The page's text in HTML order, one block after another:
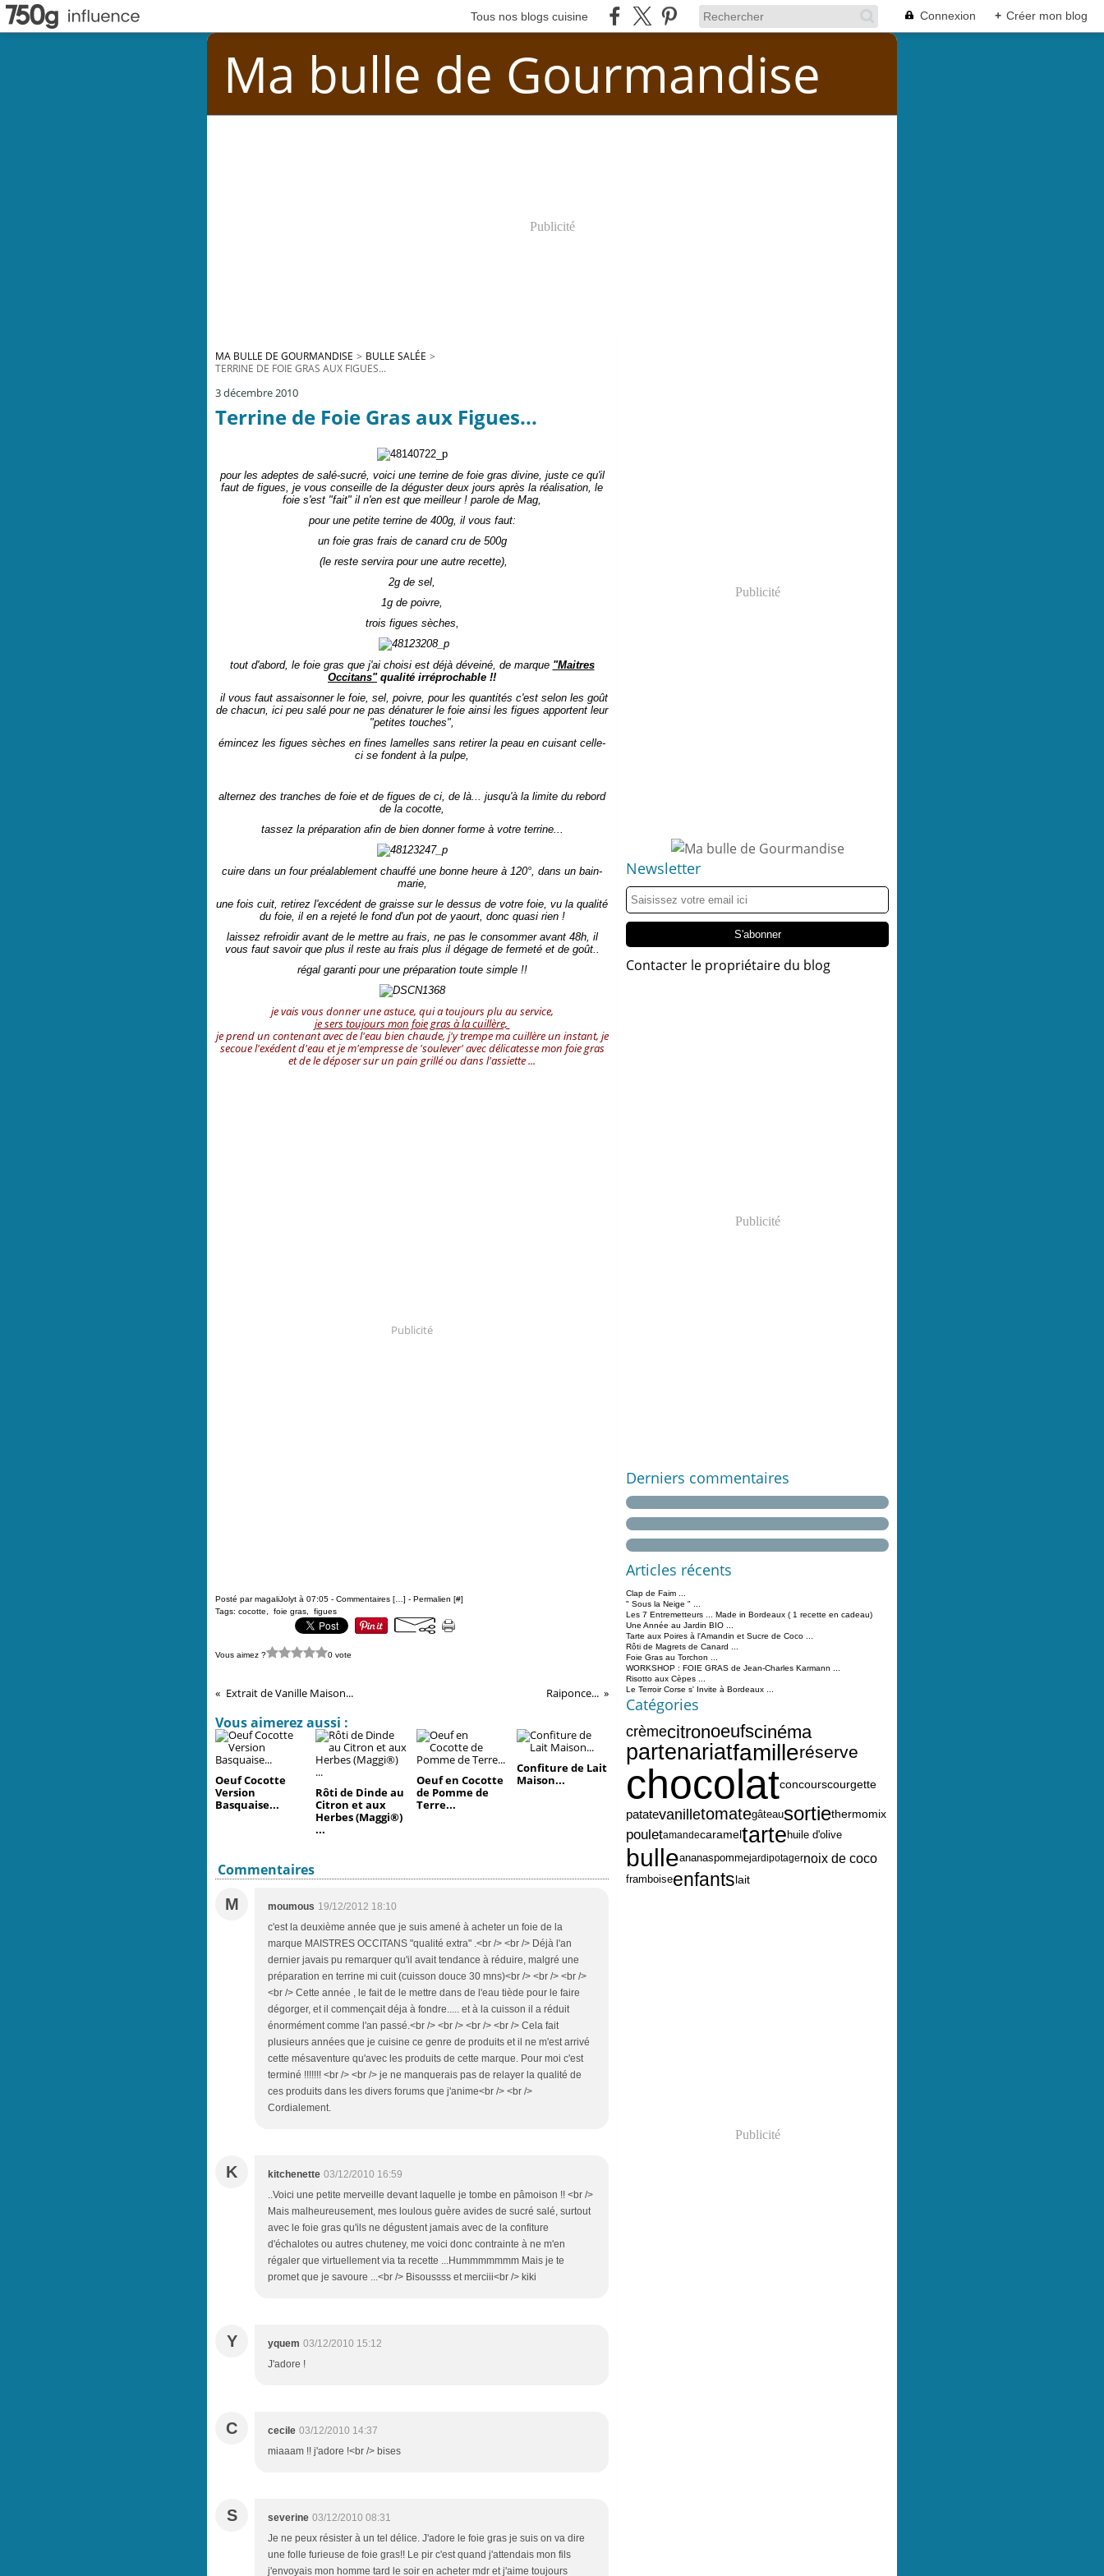
Tous nos blogs cuisine Connexion + Créer mon blog
Ma bulle de Gourmandise
Publicité
MA BULLE DE GOURMANDISE > BULLE SALÉE >
TERRINE DE FOIE GRAS AUX FIGUES...
3 décembre 2010
Terrine de Foie Gras aux Figues...
pour les adeptes de salé-sucré, voici une terrine de foie gras divine, juste ce qu'il
faut de figues, je vous conseille de la déguster deux jours après la réalisation, le
foie s'est "fait" il n'en est que meilleur ! parole de Mag,
pour une petite terrine de 400g, il vous faut:
un foie gras frais de canard cru de 500g
(le reste servira pour une autre recette),
2g de sel,
1g de poivre,
trois figues sèches,
tout d'abord, le foie gras que j'ai choisi est déjà déveiné, de marque "Maitres
Occitans"qualité irréprochable !!
il vous faut assaisonner le foie, sel, poivre, pour les quantités c'est selon les goût
de chacun, ici peu salé pour ne pas dénaturer le foie ainsi les figues apportent leur
"petites touches",
émincez les figues sèches en fines lamelles sans retirer la peau en cuisant celle-
ci se fondent à la pulpe,
alternez des tranches de foie et de figues de ci, de là... jusqu'à la limite du rebord
de la cocotte,
tassez la préparation afin de bien donner forme à votre terrine...
cuire dans un four préalablement chauffé une bonne heure à 120°, dans un bain-
marie,
une fois cuit, retirez l'excédent de graisse sur le dessus de votre foie, vu la qualité
du foie, il en a rejeté le fond d'un pot de yaourt, donc quasi rien !
laissez refroidir avant de le mettre au frais, ne pas le consommer avant 48h, il
vous faut savoir que plus il reste au frais plus il dégage de fermeté et de goût..
régal garanti pour une préparation toute simple !!
je vais vous donner une astuce, qui a toujours plu au service,
je sers toujours mon foie gras à la cuillère,
je prend un contenant avec de l'eau bien chaude, j'y trempe ma cuillère un instant, je
secoue l'exédent d'eau et je m'empresse de 'soulever' avec délicatesse mon foie gras
et de le déposer sur un pain grillé ou dans l'assiette ...
Publicité
Posté par magaliJolyt à 07:05 - Commentaires [ ] - Permalien [#]
Tags: cocotte foie gras figues
Vous aimez ? 0 vote
Extrait de Vanille Maison... Raiponce...
Vous aimerez aussi :
Oeuf Cocotte
Version
Basquaise...
Rôti de Dinde au
Citron et aux
Herbes (Maggi®)
...
Oeuf en Cocotte
de Pomme de
Terre...
Confiture de Lait
Maison...
Commentaires
M
moumous 19/12/2012 18:10
c'est la deuxième année que je suis amené à acheter un foie de la
marque MAISTRES OCCITANS "qualité extra" .<br /> <br /> Déjà l'an
dernier javais pu remarquer qu'il avait tendance à réduire, malgré une
préparation en terrine mi cuit (cuisson douce 30 mns)<br /> <br /> <br />
<br /> Cette année , le fait de le mettre dans de l'eau tiède pour le faire
dégorger, et il commençait déja à fondre..... et à la cuisson il a réduit
énormément comme l'an passé.<br /> <br /> <br /> <br /> Cela fait
plusieurs années que je cuisine ce genre de produits et il ne m'est arrivé
cette mésaventure qu'avec les produits de cette marque. Pour moi c'est
terminé !!!!!!! <br /> <br /> je ne manquerais pas de relayer la qualité de
ces produits dans les divers forums que j'anime<br /> <br />
Cordialement.
K kitchenette 03/12/2010 16:59
..Voici une petite merveille devant laquelle je tombe en pâmoison !! <br />
Mais malheureusement, mes loulous guère avides de sucré salé, surtout
avec le foie gras qu'ils ne dégustent jamais avec de la confiture
d'échalotes ou autres chuteney, me voici donc contrainte à ne m'en
régaler que virtuellement via ta recette ...Hummmmmmm Mais je te
promet que je savoure ...<br /> Bisoussss et merciii<br /> kiki
Y yquem 03/12/2010 15:12
J'adore !
C cecile 03/12/2010 14:37
miaaam !! j'adore !<br /> bises
S severine 03/12/2010 08:31
Je ne peux résister à un tel délice. J'adore le foie gras je suis on va dire
une folle furieuse de foie gras!! Le pir c'est quand j'attendais mon fils
j'envoyais mon homme tard le soir en acheter mdr et j'aime toujours
Publicité
Newsletter
Contacter le propriétaire du blog
Publicité
Derniers commentaires
Articles récents
Clap de Faim ...
" Sous la Neige " ...
Les 7 Entremetteurs ... Made in Bordeaux ( 1 recette en cadeau)
Une Année au Jardin BIO ...
Tarte aux Poires à l'Amandin et Sucre de Coco ...
Rôti de Magrets de Canard ...
Foie Gras au Torchon ...
WORKSHOP : FOIE GRAS de Jean-Charles Karmann ...
Risotto aux Cèpes ...
Le Terroir Corse s' Invite à Bordeaux ...
Catégories
crèmecitronoeufscinéma
partenariatfamilleréserve
chocolatconcourscourgette
patatevanilletomategâteausortiethermomix
pouletamandecarameltartehuile d'olive
bulleananaspommejardipotagernoix de coco
framboiseenfantslait
Publicité